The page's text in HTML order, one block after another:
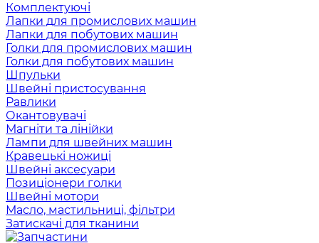
Комплектуючі
Лапки для промислових машин
Лапки для побутових машин
Голки для промислових машин
Голки для побутових машин
Шпульки
Швейні пристосування
Равлики
Окантовувачі
Магніти та лінійки
Лампи для швейних машин
Кравецькі ножиці
Швейні аксесуари
Позиціонери голки
Швейні мотори
Масло, мастильниці, фільтри
Затискачі для тканини